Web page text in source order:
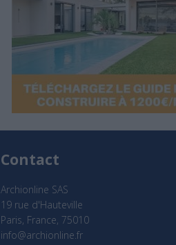
Contact
Archionline SAS
19 rue d'Hauteville
Paris, France, 75010
info@archionline.fr